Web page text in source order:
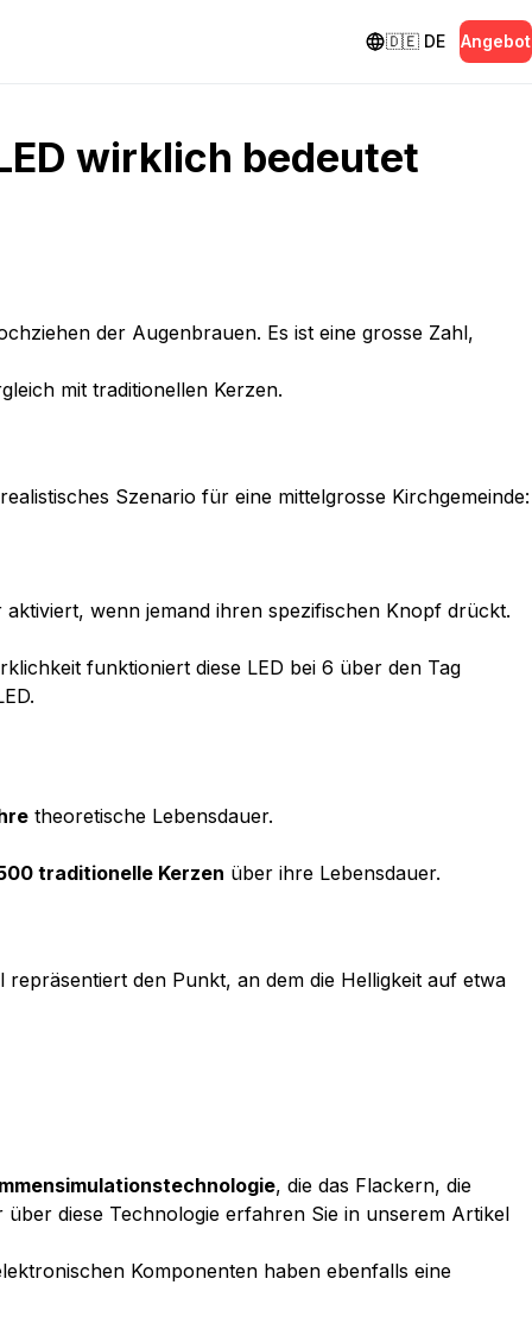
🇩🇪 DE Angebot
wirklich bedeutet
der Augenbrauen. Es ist eine grosse Zahl,
mit traditionellen Kerzen.
Szenario für eine mittelgrosse Kirchgemeinde:
wenn jemand ihren spezifischen Knopf drückt.
funktioniert diese LED bei 6 über den Tag
theoretische Lebensdauer.
traditionelle Kerzen über ihre Lebensdauer.
den Punkt, an dem die Helligkeit auf etwa
, die das Flackern, die
diese Technologie erfahren Sie in unserem Artikel
Komponenten haben ebenfalls eine